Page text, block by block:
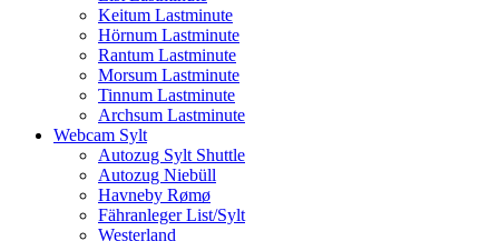
Keitum Lastminute
Hörnum Lastminute
Rantum Lastminute
Morsum Lastminute
Tinnum Lastminute
Archsum Lastminute
Webcam Sylt
Autozug Sylt Shuttle
Autozug Niebüll
Havneby Rømø
Fähranleger List/Sylt
Westerland